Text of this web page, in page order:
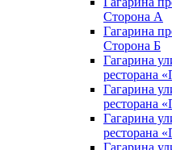
Сторона А
Гагарина
Сторона Б
Гагарина
ресторана
Гагарина
ресторана
Гагарина
ресторана
Гагарина